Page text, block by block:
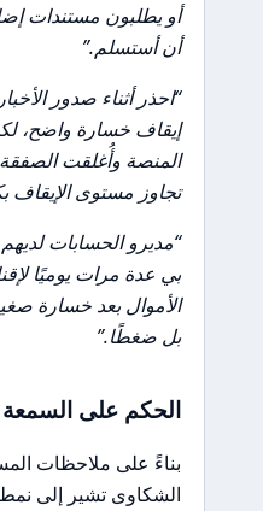
أو يطلبون مستندات
أن أستسلم.”
“احذر أثناء صدور
المنصة وأُغلقت
تجاوز مستوى الإيقاف
“مديرو الحسابات
بي عدة مرات يوميًا
الأموال بعد خسارة
بل ضغطًا.”
الحكم على السمعة
بناءً على ملاحظات
الشكاوى تشير إلى